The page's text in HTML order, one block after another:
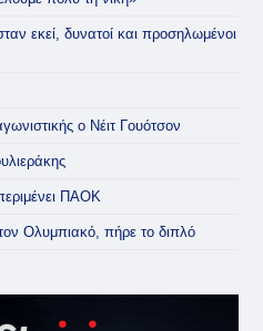
εκεί, δυνατοί και προσηλωμένοι
ο Νέιτ Γουότσον
ΠΑΟΚ
Ολυμπιακό, πήρε το διπλό